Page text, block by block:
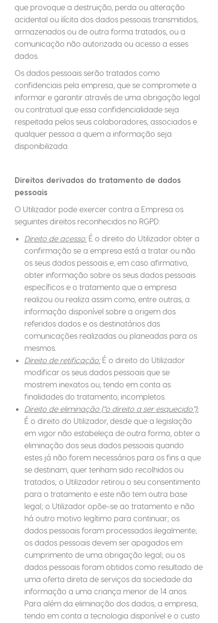
que provoque a destruição, perda ou alteração
acidental ou ilícita dos dados pessoais transmitidos,
armazenados ou de outra forma tratados, ou a
comunicação não autorizada ou acesso a esses
dados.
Os dados pessoais serão tratados como
confidenciais pela empresa, que se compromete a
informar e garantir através de uma obrigação legal
ou contratual que essa confidencialidade seja
respeitada pelos seus colaboradores, associados e
qualquer pessoa a quem a informação seja
disponibilizada.
Direitos derivados do tratamento de dados
pessoais
O Utilizador pode exercer contra a Empresa os
seguintes direitos reconhecidos no RGPD:
Direito de acesso:É o direito do Utilizador obter a
confirmação se a empresa está a tratar ou não
os seus dados pessoais e, em caso afirmativo,
obter informação sobre os seus dados pessoais
específicos e o tratamento que a empresa
realizou ou realiza assim como, entre outras, a
informação disponível sobre a origem dos
referidos dados e os destinatários das
comunicações realizadas ou planeadas para os
mesmos.
Direito de retificação:É o direito do Utilizador
modificar os seus dados pessoais que se
mostrem inexatos ou, tendo em conta as
finalidades do tratamento, incompletos.
Direito de eliminação (“o direito a ser esquecido”):
É o direito do Utilizador, desde que a legislação
em vigor não estabeleça de outra forma, obter a
eliminação dos seus dados pessoais quando
estes já não forem necessários para os fins a que
se destinam, quer tenham sido recolhidos ou
tratados; o Utilizador retirou o seu consentimento
para o tratamento e este não tem outra base
legal; o Utilizador opõe-se ao tratamento e não
há outro motivo legítimo para continuar; os
dados pessoais foram processados ilegalmente;
os dados pessoais devem ser apagados em
cumprimento de uma obrigação legal; ou os
dados pessoais foram obtidos como resultado de
uma oferta direta de serviços da sociedade da
informação a uma criança menor de 14 anos.
Para além da eliminação dos dados, a empresa,
tendo em conta a tecnologia disponível e o custo